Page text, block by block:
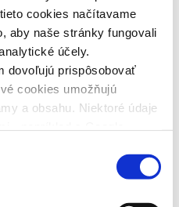
cookies načítavame
aby naše stránky fungovali
účely.
dovoľujú prispôsobovať
cookies umožňujú
a obsahu. Niektoré údaje
prinášať lepší zážitok z